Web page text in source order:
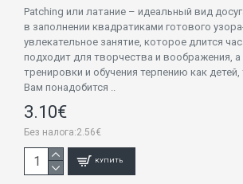
Patching или латание – идеальный вид
в заполнении квадратиками готового
увлекательное занятие, которое длится
подходит для творчества и воображения,
тренировки и обучения терпению как детей,
Вам понадобится ..
3.10€
Без налога:2.56€
КУПИТЬ